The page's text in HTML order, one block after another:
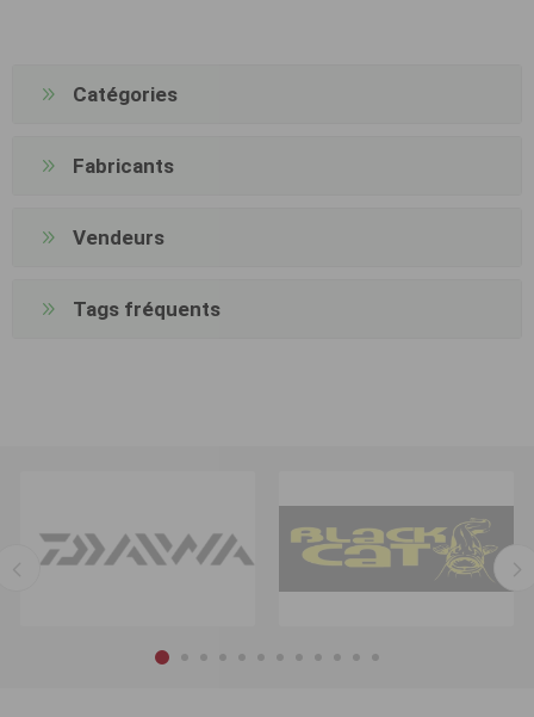
Catégories
Fabricants
Vendeurs
Tags fréquents